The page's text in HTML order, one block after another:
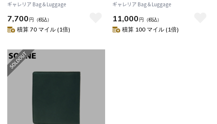
スリム ビジネス 二つ折り かぶ
せ シンプル SCHAF カードケー
ス SOS004A
ギャレリア Bag＆Luggage
7,700 円 （税込）
積算 70 マイル (1倍)
SONNE コンパクト 小銭入れ付
小銭入れあり おしゃれ 薄型 ス
リム SCHAF マルチコンパクト
ギャレリア Bag＆Luggage
11,000 円 （税込）
積算 100 マイル (1倍)